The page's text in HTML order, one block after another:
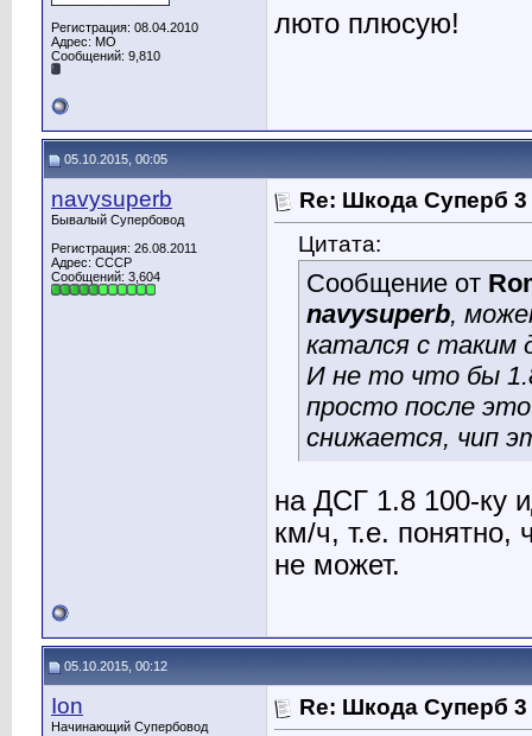
Регистрация: 08.04.2010
Адрес: МО
Сообщений: 9,810
люто плюсую!
05.10.2015, 00:05
navysuperb
Бывалый Супербовод
Регистрация: 26.08.2011
Адрес: СССР
Сообщений: 3,604
Re: Шкода Суперб 3
Цитата:
Сообщение от
navysuperb,
катался с таким
И не то что бы
просто после
снижается, чип
на ДСГ 1.8 100-ку
км/ч, т.е. понятно,
не может.
05.10.2015, 00:12
Ion
Начинающий Супербовод
Re: Шкода Суперб 3